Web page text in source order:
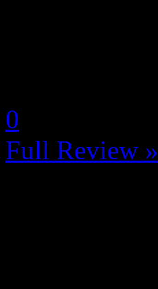
0
Full Review »